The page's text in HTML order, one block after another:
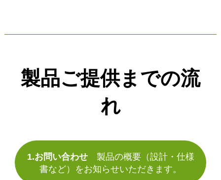
製品ご提供までの流
れ
1.お問い合わせ製品の概要（設計・仕様
書など）をお知らせいただきます。